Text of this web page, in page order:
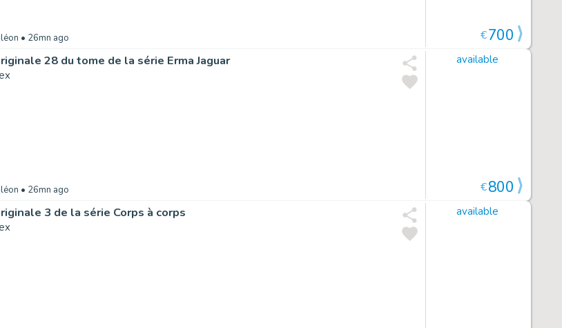
• 26mn ago €700
28 du tome de la série Erma Jaguar
• 26mn ago
available
€800
3 de la série Corps à corps available